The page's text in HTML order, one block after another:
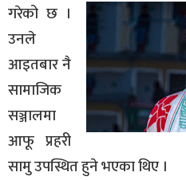
गरेको छ ।
उनले
आइतबार नै
सामाजिक
सञ्जालमा
आफू प्रहरी
सामु उपस्थित हुने भएका थिए ।